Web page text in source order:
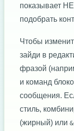
показывает
подобрать
Чтобы
зайди в
фразой
и команд
сообщения.
стиль,
(жирный) или